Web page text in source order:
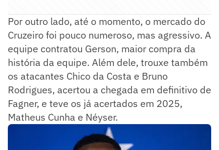
Por outro lado, até o momento, o mercado do
Cruzeiro foi pouco numeroso, mas agressivo. A
equipe contratou Gerson, maior compra da
história da equipe. Além dele, trouxe também
os atacantes Chico da Costa e Bruno
Rodrigues, acertou a chegada em definitivo de
Fagner, e teve os já acertados em 2025,
Matheus Cunha e Néyser.